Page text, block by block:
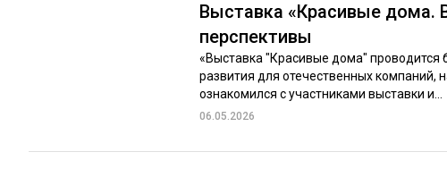
Выставка «Красивые дома.
перспективы
«Выставка ″Красивые дома″
развития для отечественных
ознакомился с участниками выставки и...
06.05.2026